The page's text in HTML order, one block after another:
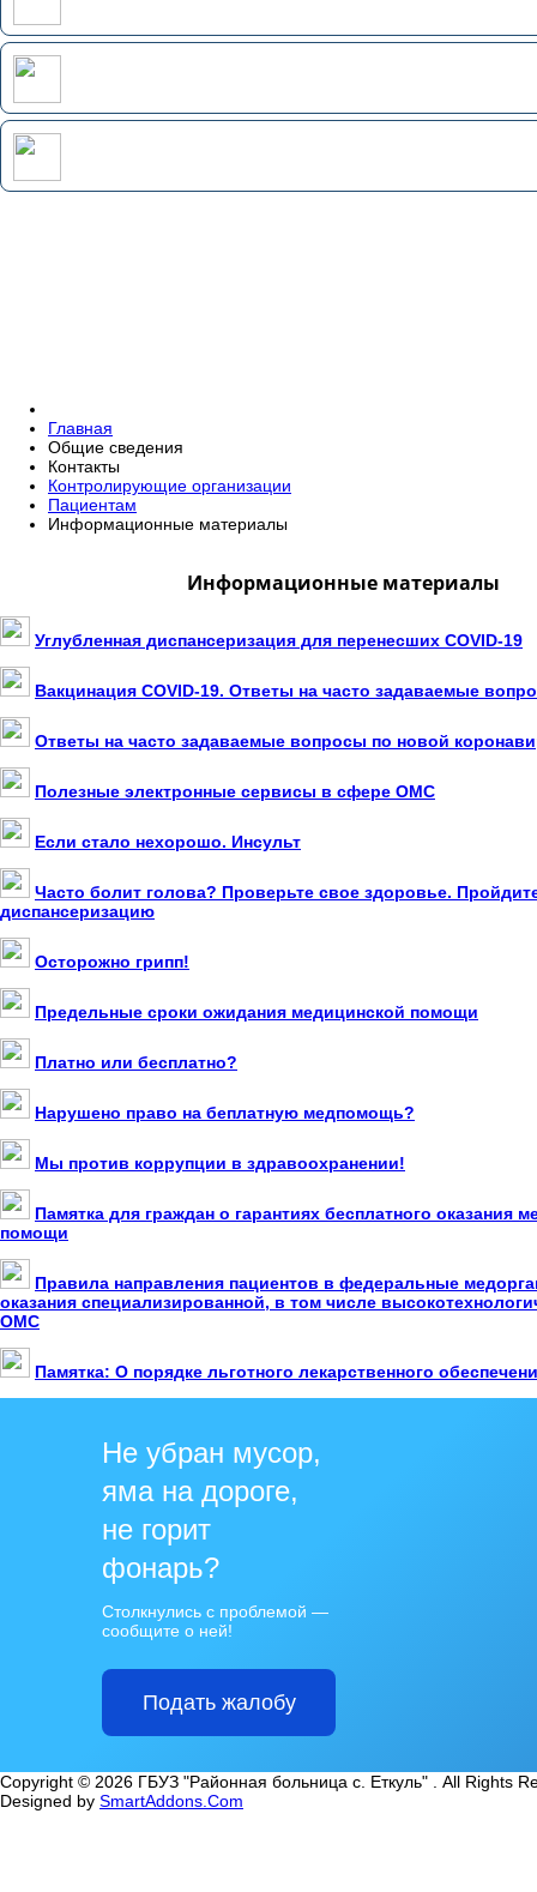
Главная
Общие сведения
Контакты
Контролирующие организации
Пациентам
Информационные материалы
Информационные материалы
Углубленная диспансеризация для перенесших COVID-19
Вакцинация COVID-19. Ответы на часто задаваемые
Ответы на часто задаваемые вопросы по новой
Полезные электронные сервисы в сфере ОМС
Если стало нехорошо. Инсульт
Часто болит голова? Проверьте свое здоровье.
диспансеризацию
Осторожно грипп!
Предельные сроки ожидания медицинской помощи
Платно или бесплатно?
Нарушено право на беплатную медпомощь?
Мы против коррупции в здравоохранении!
Памятка для граждан о гарантиях бесплатного оказания
помощи
Правила направления пациентов в федеральные
оказания специализированной, в том числе
ОМС
Памятка: О порядке льготного лекарственного
Не убран мусор,
яма на дороге,
не горит
фонарь?
Столкнулись с проблемой —
сообщите о ней!
Подать жалобу
Copyright © 2026 ГБУЗ "Районная больница с. Еткуль" . All Rights
Designed by SmartAddons.Com